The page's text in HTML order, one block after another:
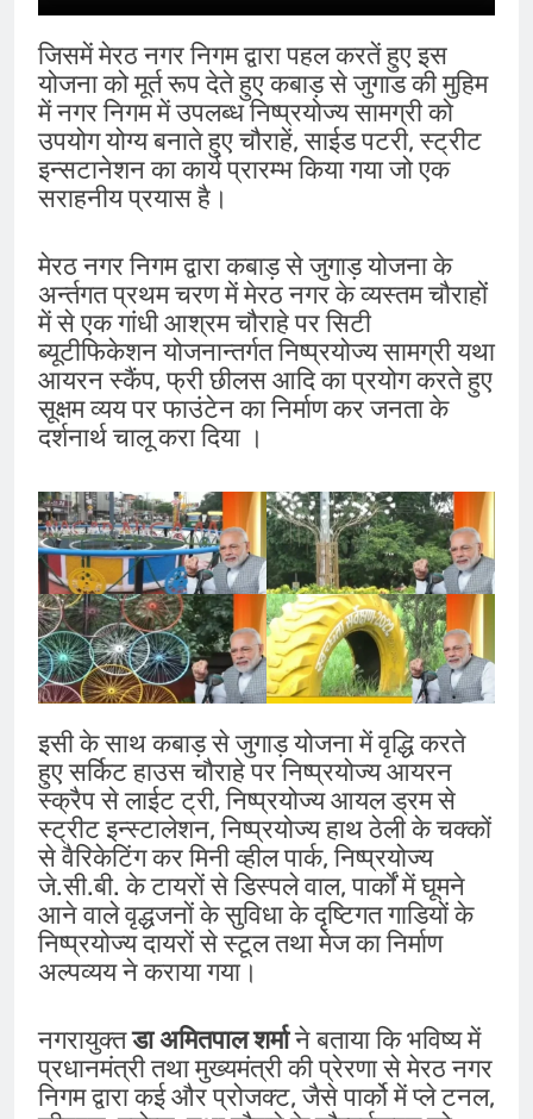
जिसमें मेरठ नगर निगम द्वारा पहल करतें हुए इस
योजना को मूर्त रूप देते हुए कबाड़ से जुगाड की मुहिम
में नगर निगम में उपलब्ध निष्प्रयोज्य सामग्री को
उपयोग योग्य बनाते हुए चौराहें, साईड पटरी, स्ट्रीट
इन्सटानेशन का कार्य प्रारम्भ किया गया जो एक
सराहनीय प्रयास है।
मेरठ नगर निगम द्वारा कबाड़ से जुगाड़ योजना के
अर्न्तगत प्रथम चरण में मेरठ नगर के व्यस्तम चौराहों
में से एक गांधी आश्रम चौराहे पर सिटी
ब्यूटीफिकेशन योजनान्तर्गत निष्प्रयोज्य सामग्री यथा
आयरन स्कैंप, फ्री छीलस आदि का प्रयोग करते हुए
सूक्षम व्यय पर फाउंटेन का निर्माण कर जनता के
दर्शनार्थ चालू करा दिया ।
इसी के साथ कबाड़ से जुगाड़ योजना में वृद्धि करते
हुए सर्किट हाउस चौराहे पर निष्प्रयोज्य आयरन
स्क्रैप से लाईट ट्री, निष्प्रयोज्य आयल ड्रम से
स्ट्रीट इन्स्टालेशन, निष्प्रयोज्य हाथ ठेली के चक्कों
से वैरिकेटिंग कर मिनी व्हील पार्क, निष्प्रयोज्य
जे.सी.बी. के टायरों से डिस्पले वाल, पार्कों में घूमने
आने वाले वृद्धजनों के सुविधा के दृष्टिगत गाडियों के
निष्प्रयोज्य दायरों से स्टूल तथा मेज का निर्माण
अल्पव्यय ने कराया गया।
नगरायुक्तडा अमितपाल शर्माने बताया कि भविष्य में
प्रधानमंत्री तथा मुख्यमंत्री की प्रेरणा से मेरठ नगर
निगम द्वारा कई और प्रोजक्ट, जैसे पार्को में प्ले टनल,